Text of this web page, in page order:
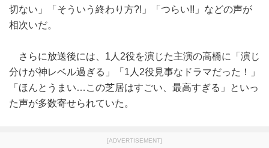
切ない」「そういう終わり方?!」「つらい!!」などの声が
相次いだ。
さらに放送後には、1人2役を演じた主演の高橋に「演じ
分けが神レベル過ぎる」「1人2役見事なドラマだった！」
「ほんとうまい…この芝居はすごい、最高すぎる」といっ
た声が多数寄せられていた。
[ADVERTISEMENT]